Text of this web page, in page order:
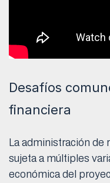
Desafíos
financiera
La administración de
sujeta a múltiples
económica del